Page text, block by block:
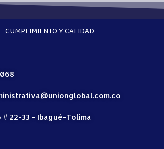
CUMPLIMIENTO Y CALIDAD
# 22-33 - Ibagué-Tolima